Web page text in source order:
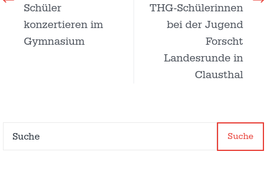
Schüler
konzertieren im
Gymnasium
THG-Schülerinnen
bei der Jugend
Forscht
Landesrunde in
Clausthal
Suche